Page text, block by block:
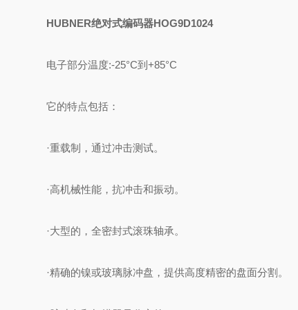
HUBNER绝对式编码器HOG9D1024
电子部分温度:-25°C到+85°C
它的特点包括：
·重载制，通过冲击测试。
·高机械性能，抗冲击和振动。
·大型的，全密封式滚珠轴承。
·精确的镍或玻璃脉冲盘，提供高度精密的盘面分割。